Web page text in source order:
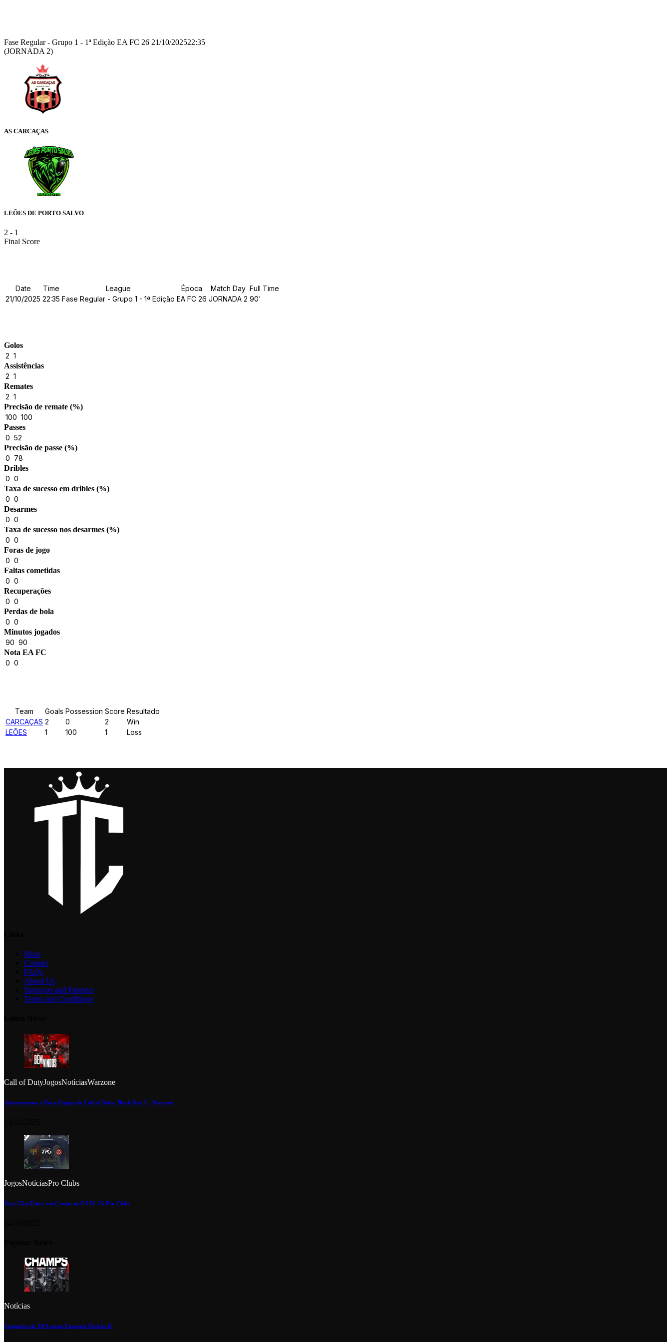
Fase Regular - Grupo 1 - 1ª Edição EA FC 26 21/10/202522:35
(JORNADA 2)
AS CARCAÇAS
LEÕES DE PORTO SALVO
2 - 1
Final Score
Date Time League Época Match Day Full Time
21/10/2025 22:35 Fase Regular - Grupo 1 - 1ª Edição EA FC 26 JORNADA 2 90'
Golos
2 1
Assistências
2 1
Remates
2 1
Precisão de remate (%)
100 100
Passes
0 52
Precisão de passe (%)
0 78
Dribles
0 0
Taxa de sucesso em dribles (%)
0 0
Desarmes
0 0
Taxa de sucesso nos desarmes (%)
0 0
Foras de jogo
0 0
Faltas cometidas
0 0
Recuperações
0 0
Perdas de bola
0 0
Minutos jogados
90 90
Nota EA FC
0 0
Team Goals Possession Score Resultado
CARCAÇAS 2 0 2
Win
LEÕES
1 100 1 Loss
Shop
Contact
FAQs
About Us
Sponsors and Partners
Terms and Conditions
Call of DutyJogosNotíciasWarzone
Apresentamos a Nova Equipa de Call of Duty: Black Ops 7 – Warzone
JogosNotíciasPro Clubs
Tuga Clan Entra em Campo no EA FC 26 Pro Clubs
Notícias
Campeões da XP League Europeia Divisão 6!